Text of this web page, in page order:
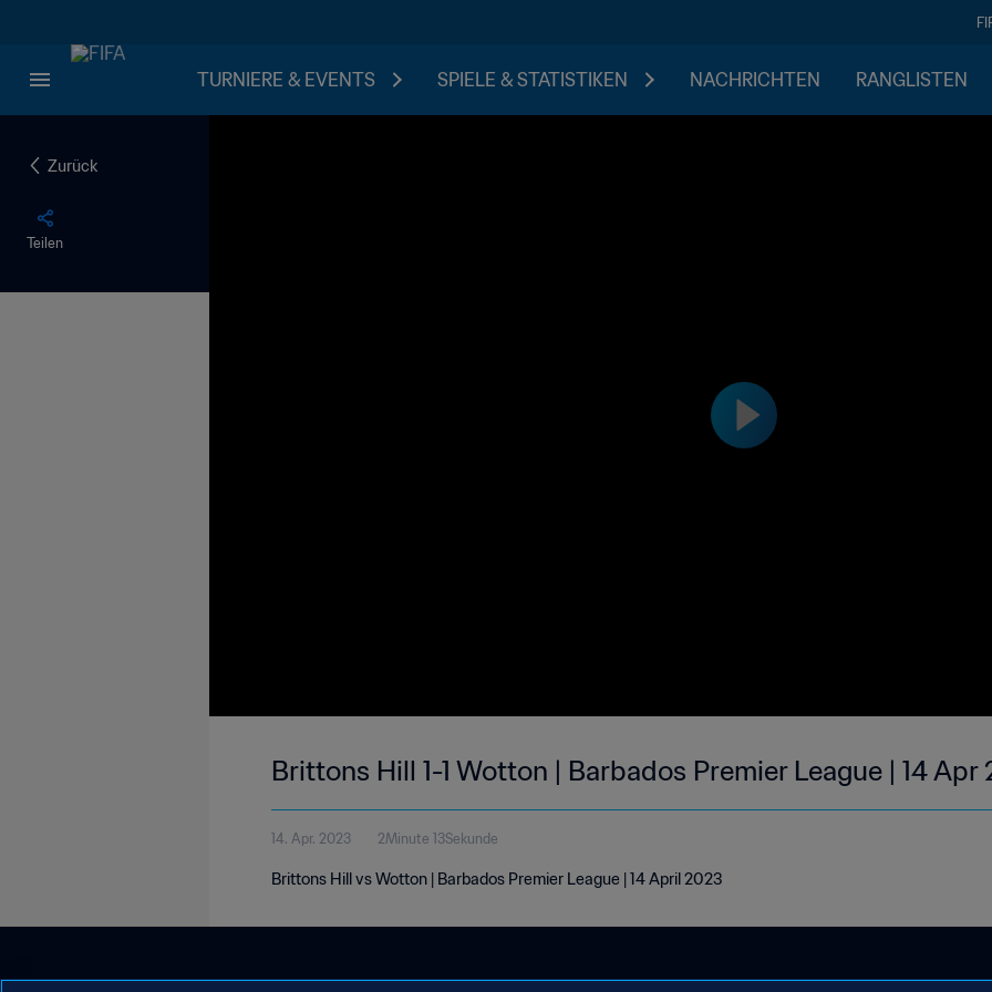
TURNIERE & EVENTS SPIELE & STATISTIKEN NACHRICHTEN RANGLISTEN
Zurück
Teilen
Brittons Hill 1-1 Wotton | Barbados Premier League | 14
14. Apr. 2023 2Minute 13Sekunde
Brittons Hill vs Wotton | Barbados Premier League | 14 April 2023